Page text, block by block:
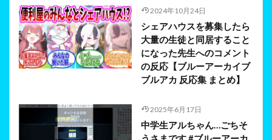
2024年10月24日
シェアハウスを募集したら
大量の生徒と同居すること
になった先生へのコメント
の反応【ブルーアーカイブ
ブルアカ 反応集 まとめ】
2025年6月17日
中学生アルちゃん…ごちそ